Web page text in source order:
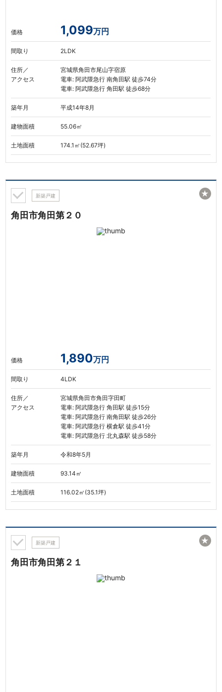
価格 1,099万円
間取り 2LDK
住所／
アクセス
宮城県角田市尾山字宿原
電車: 阿武隈急行 南角田駅 徒歩74分
電車: 阿武隈急行 角田駅 徒歩68分
築年月 平成14年8月
建物面積 55.06㎡
土地面積 174.1㎡(52.67坪)
新築戸建
角田市角田第２０
価格 1,890万円
間取り 4LDK
住所／
アクセス
宮城県角田市角田字田町
電車: 阿武隈急行 角田駅 徒歩15分
電車: 阿武隈急行 南角田駅 徒歩26分
電車: 阿武隈急行 横倉駅 徒歩41分
電車: 阿武隈急行 北丸森駅 徒歩58分
築年月 令和8年5月
建物面積 93.14㎡
土地面積 116.02㎡(35.1坪)
★
新築戸建
角田市角田第２１
★